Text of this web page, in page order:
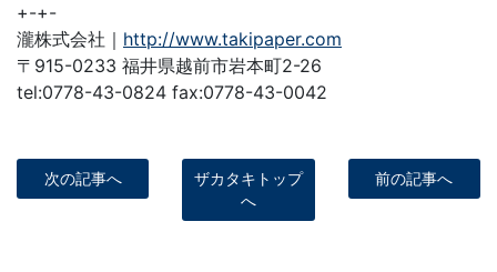
+-+-
瀧株式会社｜ http://www.takipaper.com
〒915-0233 福井県越前市岩本町2-26
tel:0778-43-0824 fax:0778-43-0042
次の記事へ
ザカタキトップ
へ
前の記事へ